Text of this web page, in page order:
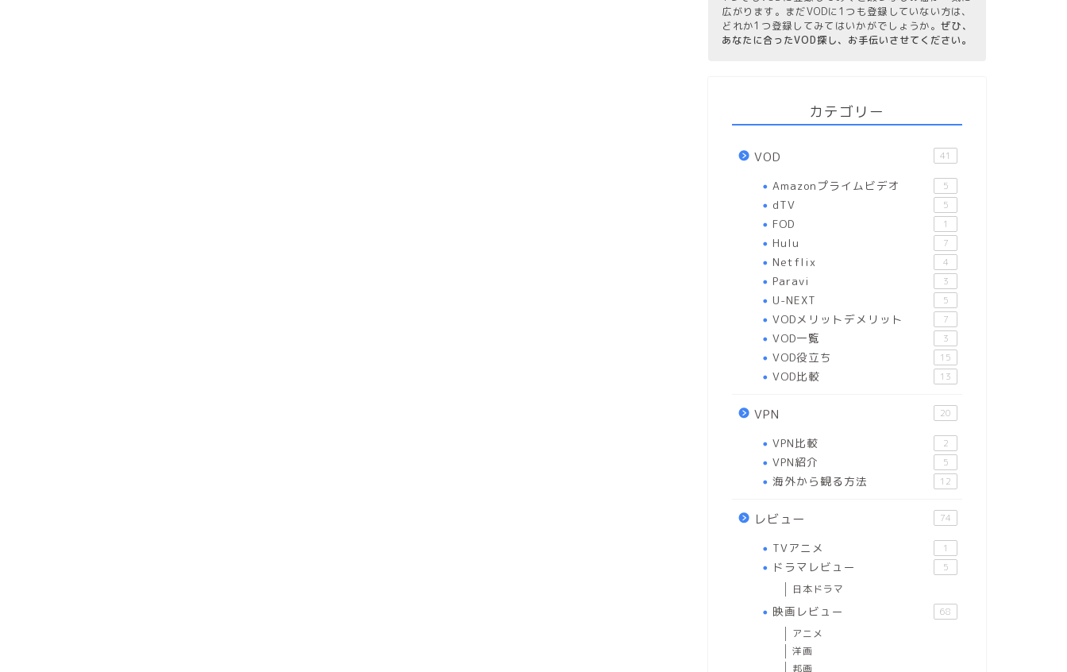
広がります。まだVODに1つも登録していない方は、
どれか1つ登録してみてはいかがでしょうか。 ぜひ、
あなたに合ったVOD探し、お手伝いさせてください。
カテゴリー
VOD 41
Amazonプライムビデオ 5
dTV 5
FOD 1
Hulu 7
Netflix 4
Paravi 3
U-NEXT 5
VODメリットデメリット 7
VOD一覧 3
VOD役立ち 15
VOD比較 13
VPN 20
VPN比較 2
VPN紹介 5
海外から観る方法 12
レビュー 74
TVアニメ 1
ドラマレビュー 5
日本ドラマ
映画レビュー 68
アニメ
洋画
邦画